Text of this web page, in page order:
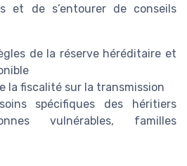
et de s’entourer de conseils
de la réserve héréditaire et
la fiscalité sur la transmission
spécifiques des héritiers
vulnérables, familles